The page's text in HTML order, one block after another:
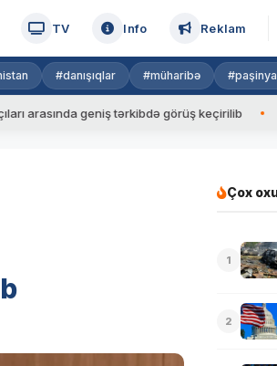
TV Info Reklam
#danışıqlar #müharibə
geniş tərkibdə görüş keçirilib
Çox
1
2